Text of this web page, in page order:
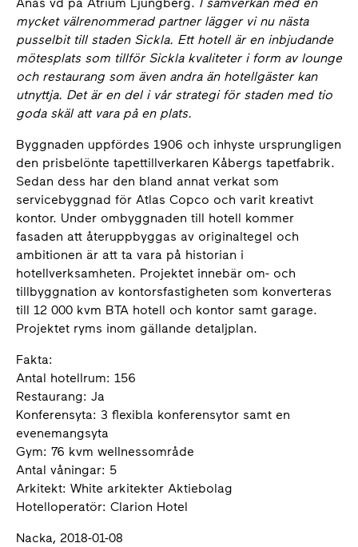
mycket välrenommerad partner lägger vi nu nästa
pusselbit till staden Sickla. Ett hotell är en inbjudande
mötesplats som tillför Sickla kvaliteter i form av lounge
och restaurang som även andra än hotellgäster kan
utnyttja. Det är en del i vår strategi för staden med tio
goda skäl att vara på en plats.
Byggnaden uppfördes 1906 och inhyste ursprungligen
den prisbelönte tapettillverkaren Kåbergs tapetfabrik.
Sedan dess har den bland annat verkat som
servicebyggnad för Atlas Copco och varit kreativt
kontor. Under ombyggnaden till hotell kommer
fasaden att återuppbyggas av originaltegel och
ambitionen är att ta vara på historian i
hotellverksamheten. Projektet innebär om- och
tillbyggnation av kontorsfastigheten som konverteras
till 12 000 kvm BTA hotell och kontor samt garage.
Projektet ryms inom gällande detaljplan.
Fakta:
Antal hotellrum: 156
Restaurang: Ja
Konferensyta: 3 flexibla konferensytor samt en
evenemangsyta
Gym: 76 kvm wellnessområde
Antal våningar: 5
Arkitekt: White arkitekter Aktiebolag
Hotelloperatör: Clarion Hotel
Nacka, 2018-01-08